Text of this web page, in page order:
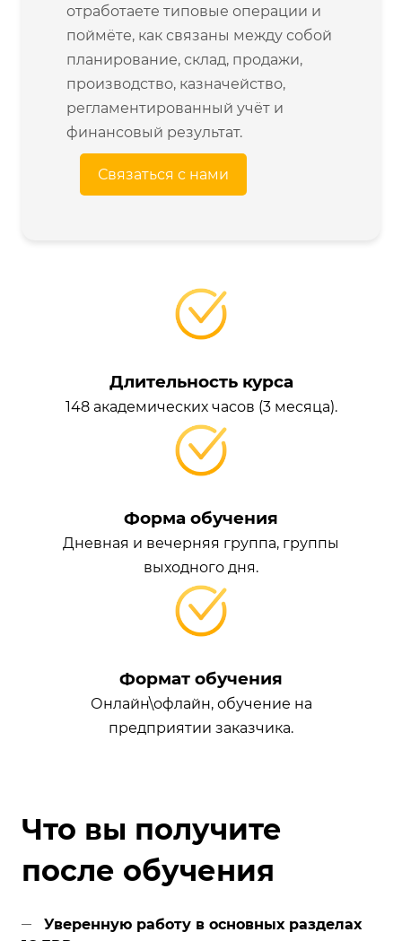
отработаете типовые операции и
поймёте, как связаны между собой
планирование, склад, продажи,
производство, казначейство,
регламентированный учёт и
финансовый результат.
Связаться с нами
Длительность курса
148 академических часов (3 месяца).
Форма обучения
Дневная и вечерняя группа, группы
выходного дня.
Формат обучения
Онлайн\офлайн, обучение на
предприятии заказчика.
Что вы получите
после обучения
Уверенную работу в основных разделах